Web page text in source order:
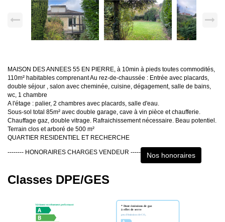
MAISON DES ANNEES 55 EN PIERRE, à 10min à pieds toutes commodités,
110m² habitables comprenant Au rez-de-chaussée : Entrée avec placards,
double séjour , salon avec cheminée, cuisine, dégagement, salle de bains,
wc, 1 chambre
A l'étage : palier, 2 chambres avec placards, salle d'eau.
Sous-sol total 85m² avec double garage, cave à vin pièce et chaufferie.
Chauffage gaz, double vitrage. Rafraichissement nécessaire. Beau potentiel.
Terrain clos et arboré de 500 m²
QUARTIER RESIDENTIEL ET RECHERCHE
-------- HONORAIRES CHARGES VENDEUR ----- Nos honoraires
Classes DPE/GES